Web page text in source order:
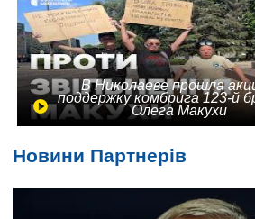
В Николаеве прошла
поддержку комбрига 123-й
Олега Макухи